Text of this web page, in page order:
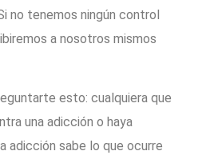
no tenemos ningún control
a nosotros mismos
esto: cualquiera que
una adicción o haya
adicción sabe lo que ocurre